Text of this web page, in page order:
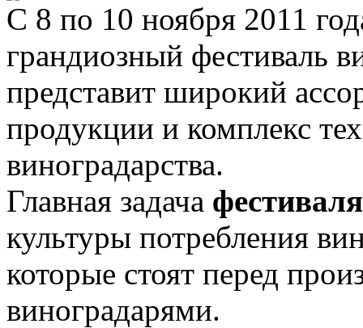
С 8 по 10 ноября 2011
грандиозный фестиваль
представит широкий
продукции и комплекс
виноградарства.
Главная задача
культуры потребления
которые стоят перед
виноградарями.